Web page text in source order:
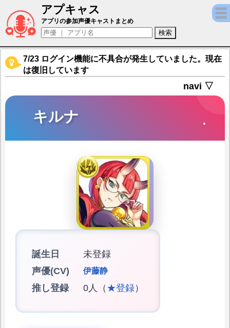
アプキャス
キルナ（声優：伊藤静)【タワーオブスカイ
アプリの参加声優キャストまとめ
7/23 ログイン機能に不具合が発生していました。現在
は復旧しています
navi ▽
キルナ
誕生日
未登録
声優(CV)
伊藤静
推し登録 0人（ ★登録）